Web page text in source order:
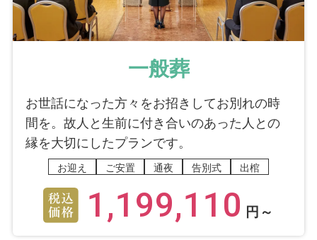
一般葬
お世話になった方々をお招きしてお別れの時
間を。故人と生前に付き合いのあった人との
縁を大切にしたプランです。
お迎え ご安置 通夜 告別式 出棺
1,199,110 円～